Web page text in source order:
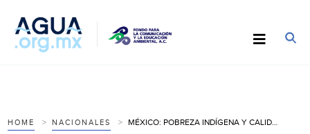
HOME NACIONALES